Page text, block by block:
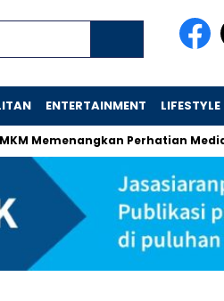
ENTERTAINMENT LIFESTYLE
Perhatian Media dan